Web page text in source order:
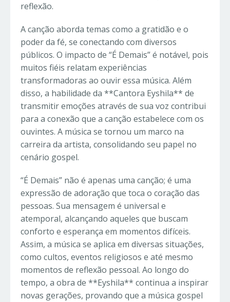
reflexão.
A canção aborda temas como a gratidão e o
poder da fé, se conectando com diversos
públicos. O impacto de “É Demais” é notável, pois
muitos fiéis relatam experiências
transformadoras ao ouvir essa música. Além
disso, a habilidade da **Cantora Eyshila** de
transmitir emoções através de sua voz contribui
para a conexão que a canção estabelece com os
ouvintes. A música se tornou um marco na
carreira da artista, consolidando seu papel no
cenário gospel.
“É Demais” não é apenas uma canção; é uma
expressão de adoração que toca o coração das
pessoas. Sua mensagem é universal e
atemporal, alcançando aqueles que buscam
conforto e esperança em momentos difíceis.
Assim, a música se aplica em diversas situações,
como cultos, eventos religiosos e até mesmo
momentos de reflexão pessoal. Ao longo do
tempo, a obra de **Eyshila** continua a inspirar
novas gerações, provando que a música gospel